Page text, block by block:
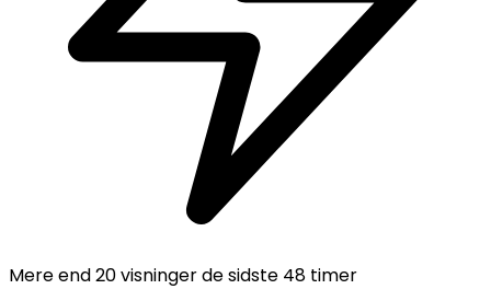
Mere end20visninger de sidste 48 timer